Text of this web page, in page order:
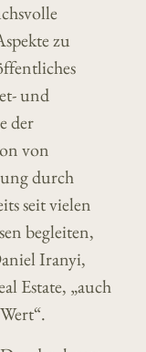
zu
und
der
von
durch
seit vielen
begleiten,
Iranyi,
Estate, „auch